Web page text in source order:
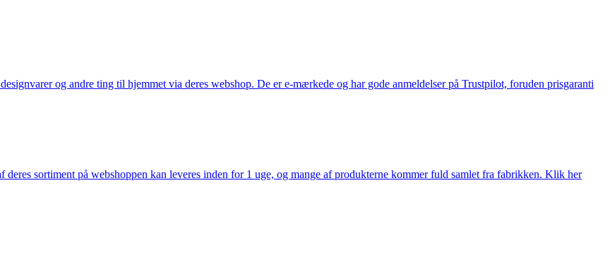
og andre ting til hjemmet via deres webshop. De er e-mærkede og har gode anmeldelser på Trustpilot, foruden prisgaranti
sortiment på webshoppen kan leveres inden for 1 uge, og mange af produkterne kommer fuld samlet fra fabrikken. Klik her